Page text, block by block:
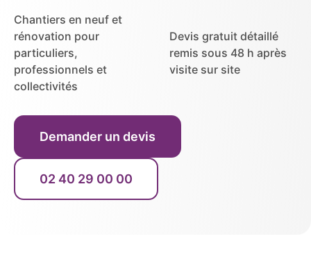
Chantiers en neuf et
rénovation pour
particuliers,
professionnels et
collectivités
Devis gratuit détaillé
remis sous 48 h après
visite sur site
Demander un devis
02 40 29 00 00